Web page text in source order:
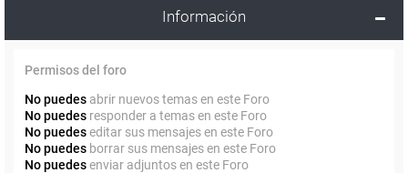
Información
Permisos del foro
No puedes abrir nuevos temas en este Foro
No puedes responder a temas en este Foro
No puedeseditar sus mensajes en este Foro
No puedes borrar sus mensajes en este Foro
No puedesenviar adjuntos en este Foro